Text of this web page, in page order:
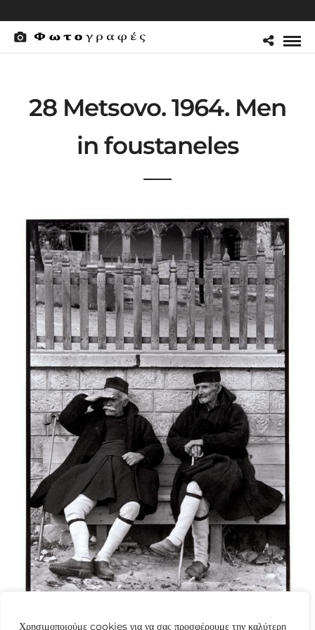
Χρησιμοποιούμε cookies για να σας προσφέρουμε την καλύτερη
28 Metsovo. 1964. Men
in foustaneles